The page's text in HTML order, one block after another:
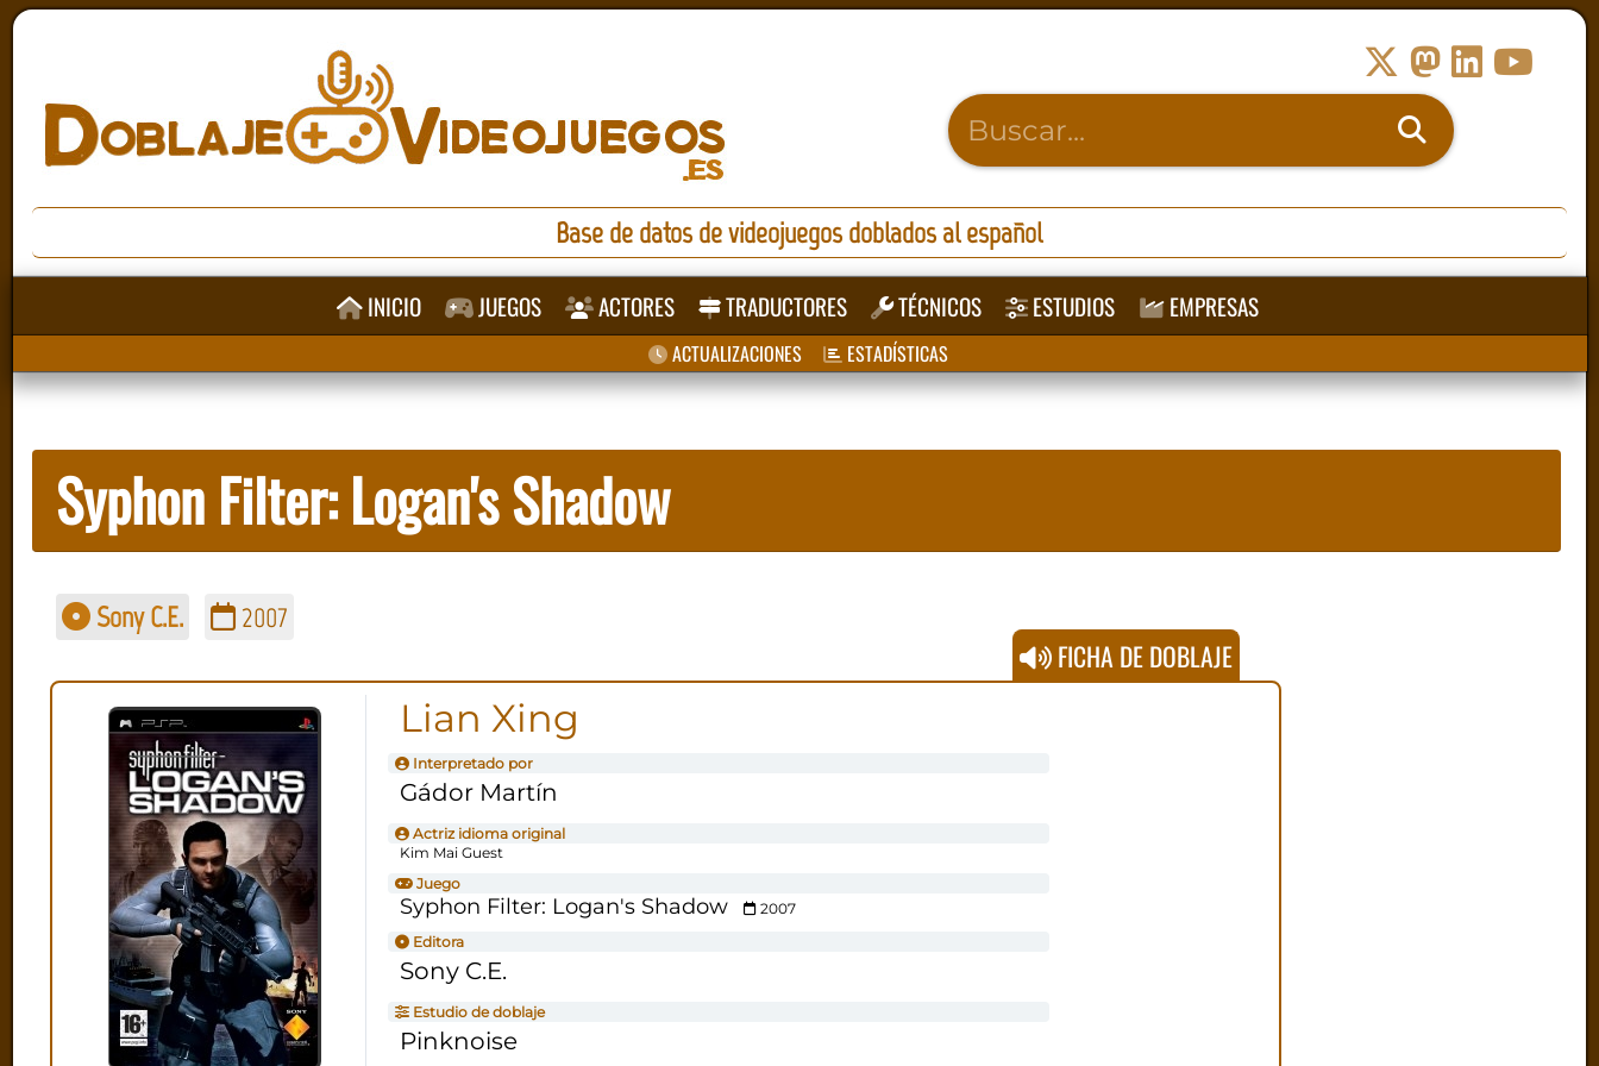
Base de datos de videojuegos doblados al español
INICIO JUEGOS ACTORES TRADUCTORES TÉCNICOS ESTUDIOS EMPRESAS
ACTUALIZACIONES ESTADÍSTICAS
Syphon Filter: Logan's Shadow
Sony C.E. 2007
FICHA DE DOBLAJE
Lian Xing
Interpretado por
Gádor Martín
Actriz idioma original
Kim Mai Guest
Juego
Syphon Filter: Logan's Shadow
2007
Editora
Sony C.E.
Estudio de doblaje
Pinknoise